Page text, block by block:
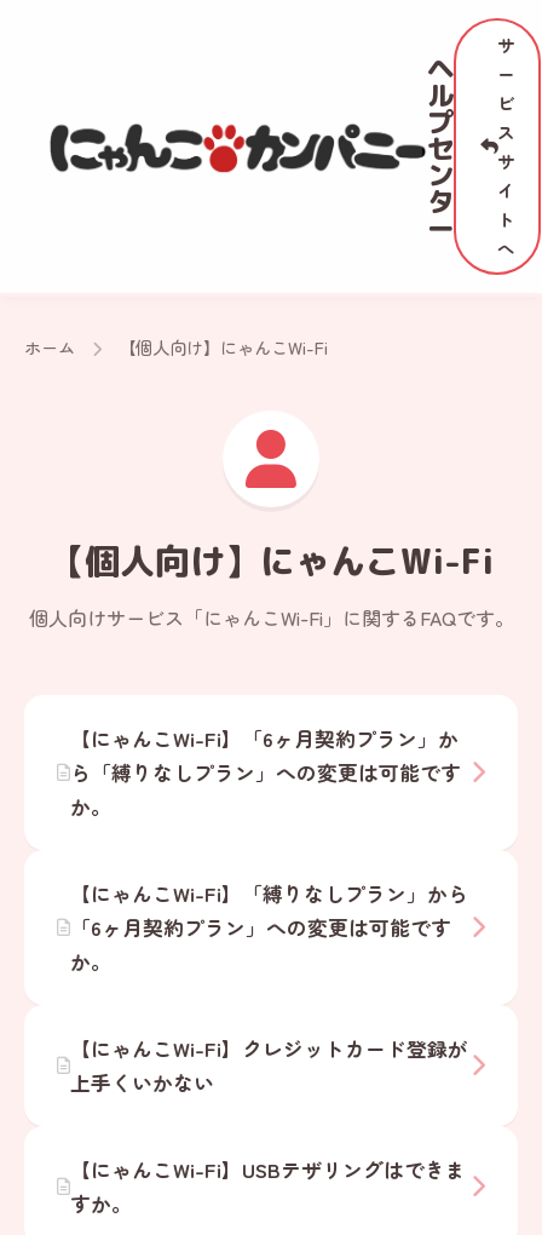
ヘ
ル
プ
セ
ン
タ
ー
サ
ー
ビ
ス
サ
イ
ト
へ
ホーム 【個人向け】にゃんこWi-Fi
【個人向け】にゃんこWi-Fi
個人向けサービス「にゃんこWi-Fi」に関するFAQです。
【にゃんこWi-Fi】「6ヶ月契約プラン」か
ら「縛りなしプラン」への変更は可能です
か。
【にゃんこWi-Fi】「縛りなしプラン」から
「6ヶ月契約プラン」への変更は可能です
か。
【にゃんこWi-Fi】クレジットカード登録が
上手くいかない
【にゃんこWi-Fi】USBテザリングはできま
すか。